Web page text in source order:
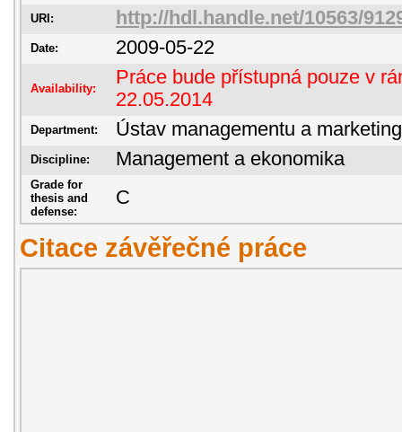
URI: http://hdl.handle.net/10563/
Date: 2009-05-22
Availability:
Práce bude přístupná pouze v
22.05.2014
Department: Ústav managementu a
Discipline: Management a ekonomika
Grade for
thesis and
defense:
C
Citace závěřečné práce